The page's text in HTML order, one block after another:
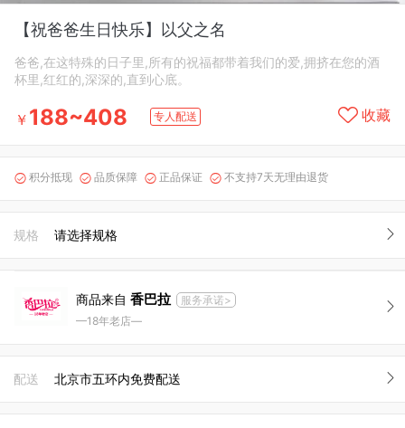
【祝爸爸生日快乐】以父之名
爸爸,在这特殊的日子里,所有的祝福都带着我们的爱,拥挤在您的酒
杯里,红红的,深深的,直到心底。
￥ 188~408 专人配送 收藏
 积分抵现  品质保障  正品保证  不支持7天无理由退货
规格 请选择规格
商品来自 香巴拉
服务承诺>
—18年老店—
配送 北京市五环内免费配送